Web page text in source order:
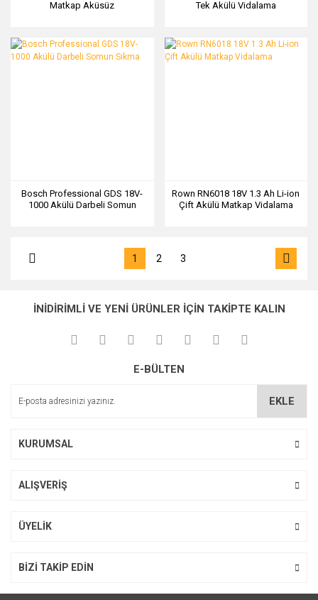
Matkap Aküsüz
Tek Akülü Vidalama
Bosch Professional GDS 18V-
1000 Akülü Darbeli Somun
Rown RN6018 18V 1.3 Ah Li-ion
Çift Akülü Matkap Vidalama
1 2 3
İNİDİRİMLİ VE YENİ ÜRÜNLER İÇİN TAKİPTE KALIN
E-BÜLTEN
EKLE
KURUMSAL
ALIŞVERİŞ
ÜYELİK
BİZİ TAKİP EDİN